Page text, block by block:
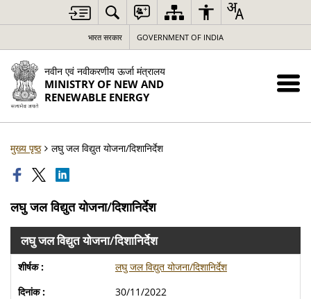
भारत सरकार GOVERNMENT OF INDIA
नवीन एवं नवीकरणीय ऊर्जा मंत्रालय
MINISTRY OF NEW AND
RENEWABLE ENERGY
मुख्य पृष्ठ लघु जल विद्युत योजना/दिशानिर्देश
लघु जल विद्युत योजना/दिशानिर्देश
लघु जल विद्युत योजना/दिशानिर्देश
लघु जल विद्युत योजना/दिशानिर्देश
30/11/2022